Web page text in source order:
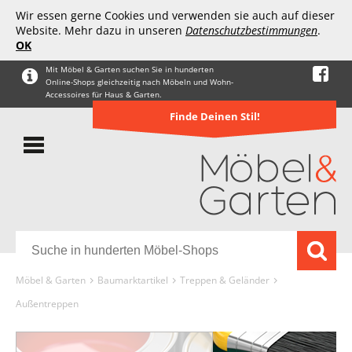
Wir essen gerne Cookies und verwenden sie auch auf dieser
Website. Mehr dazu in unseren Datenschutzbestimmungen.
OK
Mit Möbel & Garten suchen Sie in hunderten
Online-Shops gleichzeitig nach Möbeln und Wohn-
Accessoires für Haus & Garten.
Finde Deinen Stil!
Möbel & Garten Baumarktartikel
Treppen & Geländer
Außentreppen